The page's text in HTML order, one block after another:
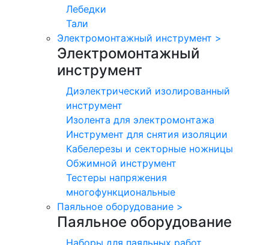
Лебедки
Тали
Электромонтажный инструмент >
Электромонтажный
инструмент
Диэлектрический изолированный
инструмент
Изолента для электромонтажа
Инструмент для снятия изоляции
Кабелерезы и секторные ножницы
Обжимной инструмент
Тестеры напряжения
многофункциональные
Паяльное оборудование >
Паяльное оборудование
Наборы для паяльных работ